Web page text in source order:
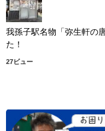
我孫子駅名物「弥生軒の
た！
27ビュー